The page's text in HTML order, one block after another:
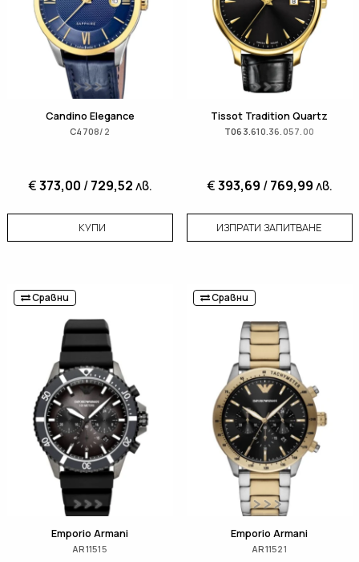
Candino Elegance
C4708/2
€373,00 /729,52лв.
КУПИ
Tissot Tradition Quartz
T063.610.36.057.00
€393,69 /769,99лв.
ИЗПРАТИ ЗАПИТВАНЕ
Сравни
Emporio Armani
AR11515
Сравни
Emporio Armani
AR11521